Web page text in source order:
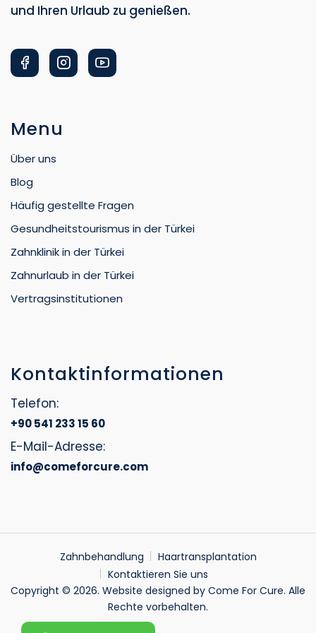
und Ihren Urlaub zu genießen.
Menu
Über uns
Blog
Häufig gestellte Fragen
Gesundheitstourismus in der Türkei
Zahnklinik in der Türkei
Zahnurlaub in der Türkei
Vertragsinstitutionen
Kontaktinformationen
Telefon:
+90 541 233 15 60
E-Mail-Adresse:
info@comeforcure.com
Zahnbehandlung
Haartransplantation
Kontaktieren Sie uns
Copyright © 2026. Website designed by Come For Cure. Alle
Rechte vorbehalten.